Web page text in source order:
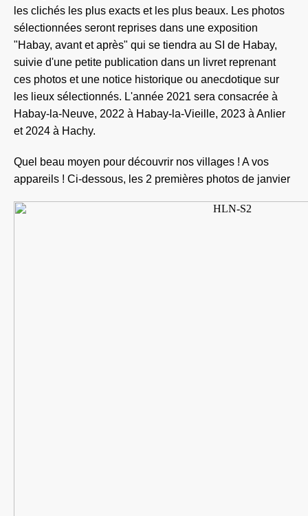
les clichés les plus exacts et les plus beaux. Les photos
sélectionnées seront reprises dans une exposition
"Habay, avant et après" qui se tiendra au SI de Habay,
suivie d'une petite publication dans un livret reprenant
ces photos et une notice historique ou anecdotique sur
les lieux sélectionnés. L'année 2021 sera consacrée à
Habay-la-Neuve, 2022 à Habay-la-Vieille, 2023 à Anlier
et 2024 à Hachy.
Quel beau moyen pour découvrir nos villages ! A vos
appareils ! Ci-dessous, les 2 premières photos de janvier